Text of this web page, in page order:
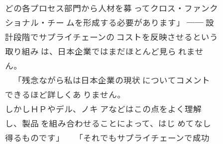
どの各プロセス部門から人材を募 ってクロス・ファンク
ショナル・チー ムを形成する必要があります」 ── 設
計段階でサプライチェーンの コストを反映させるという
取り組み は、日本企業ではまだほとんど見ら れませ
ん。
「残念ながら私は日本企業の現状 についてコメント
できるほど詳しくあ りません。
しかしＨＰやデル、ノキ アなどはこの点をよく理解
し、製品 を組み合わせることによって、はじ めてなし
得るものです」 「それでもサプライチェーンで成功